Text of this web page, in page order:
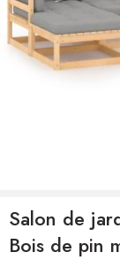
Salon de
Bois de pin